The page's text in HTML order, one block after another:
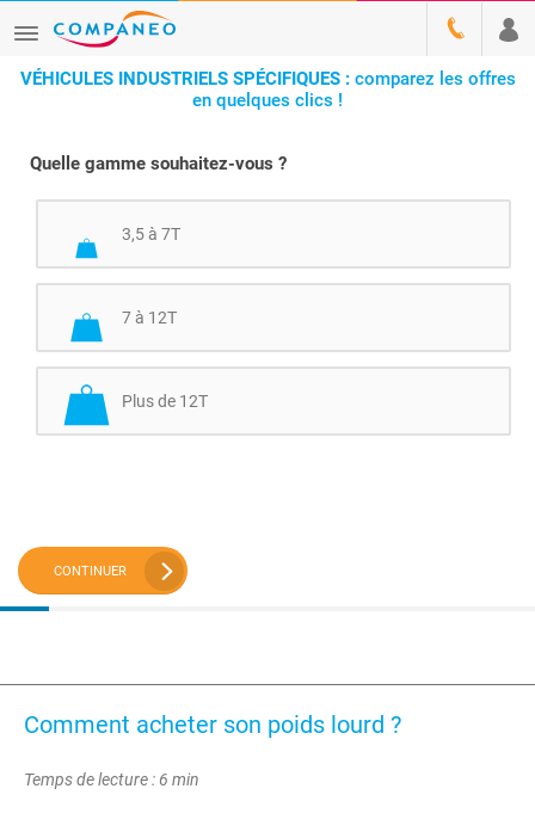
VÉHICULES INDUSTRIELS SPÉCIFIQUES : comparez les offres
en quelques clics !
Quelle gamme souhaitez-vous ?
3,5 à 7T
7 à 12T
Plus de 12T
CONTINUER
Comment acheter son poids lourd ?
Temps de lecture : 6 min